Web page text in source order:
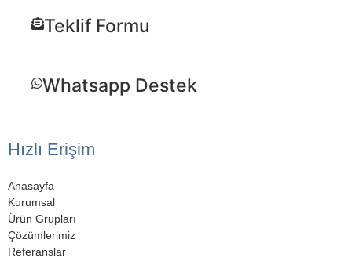
Teklif Formu
Whatsapp Destek
Hızlı Erişim
Anasayfa
Kurumsal
Ürün Grupları
Çözümlerimiz
Referanslar